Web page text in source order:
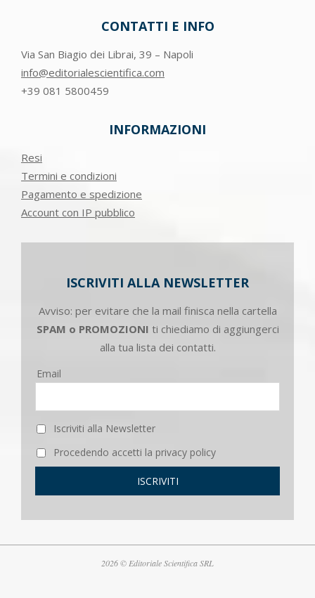
CONTATTI E INFO
Via San Biagio dei Librai, 39 – Napoli
info@editorialescientifica.com
+39 081 5800459
INFORMAZIONI
Resi
Termini e condizioni
Pagamento e spedizione
Account con IP pubblico
ISCRIVITI ALLA NEWSLETTER
Avviso: per evitare che la mail finisca nella cartella
SPAM o PROMOZIONI ti chiediamo di aggiungerci
alla tua lista dei contatti.
Email
Iscriviti alla Newsletter
Procedendo accetti la privacy policy
2026 © Editoriale Scientifica SRL